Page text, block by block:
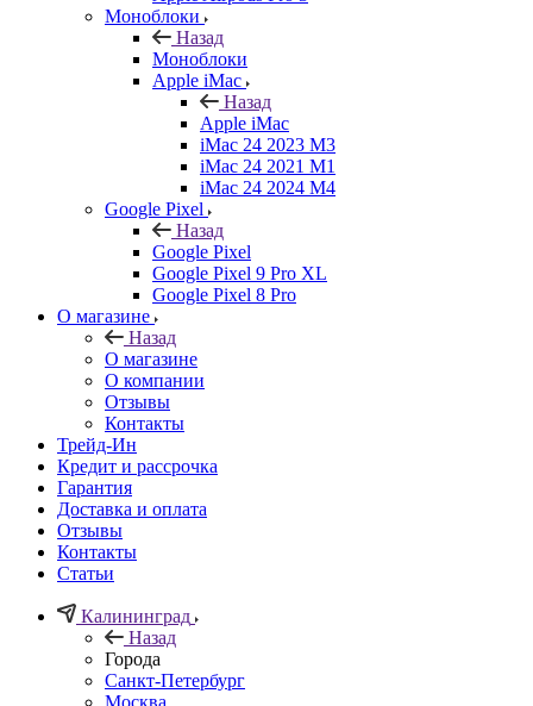
Моноблоки
Назад
Моноблоки
Apple iMac
Назад
Apple iMac
iMac 24 2023 M3
iMac 24 2021 M1
iMac 24 2024 M4
Google Pixel
Назад
Google Pixel
Google Pixel 9 Pro XL
Google Pixel 8 Pro
О магазине
Назад
О магазине
О компании
Отзывы
Контакты
Трейд-Ин
Кредит и рассрочка
Гарантия
Доставка и оплата
Отзывы
Контакты
Статьи
Калининград
Назад
Города
Санкт-Петербург
Москва